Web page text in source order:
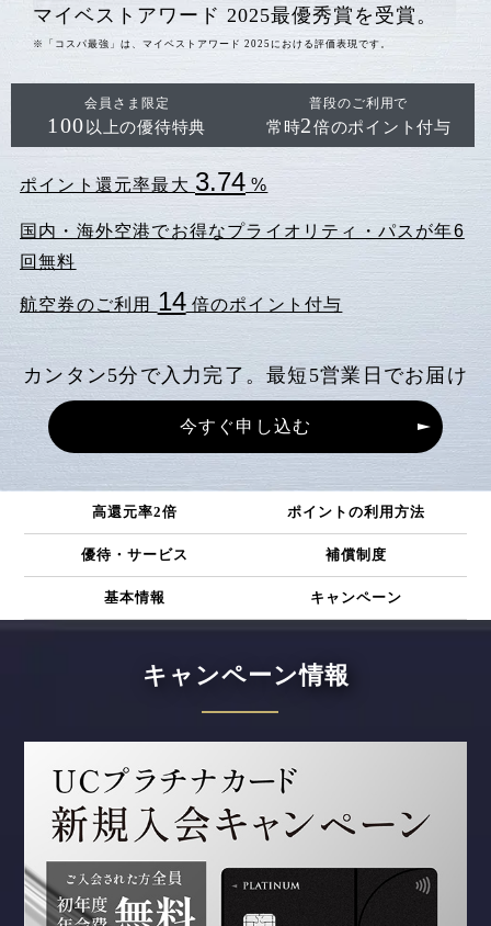
マイベストアワード 2025最優秀賞を受賞。
※「コスパ最強」は、マイベストアワード 2025における評価表現です。
会員さま限定
100 以上の優待特典
普段のご利用で
常時2倍のポイント付与
ポイント還元率最大 3.74 %
国内・海外空港でお得なプライオリティ・パスが年6
回無料
航空券のご利用 14倍のポイント付与
カンタン5分で入力完了。最短5営業日でお届け
今すぐ申し込む
高還元率2倍 ポイントの利用方法
優待・サービス 補償制度
基本情報 キャンペーン
キャンペーン情報